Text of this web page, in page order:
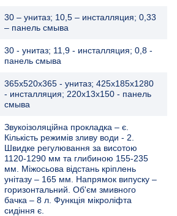
30 – унитаз; 10,5 – инсталляция; 0,33
– панель смыва
30 - унитаз; 11,9 - инсталляция; 0,8 -
панель смыва
365х520х365 - унитаз; 425х185х1280
- инсталляция; 220х13х150 - панель
смыва
Звукоізоляційна прокладка – є.
Кількість режимів зливу води - 2.
Швидке регулювання за висотою
1120-1290 мм та глибиною 155-235
мм. Міжосьова відстань кріплень
унітазу – 165 мм. Напрямок випуску –
горизонтальний. Об'єм змивного
бачка – 8 л. Функція мікроліфта
сидіння є.